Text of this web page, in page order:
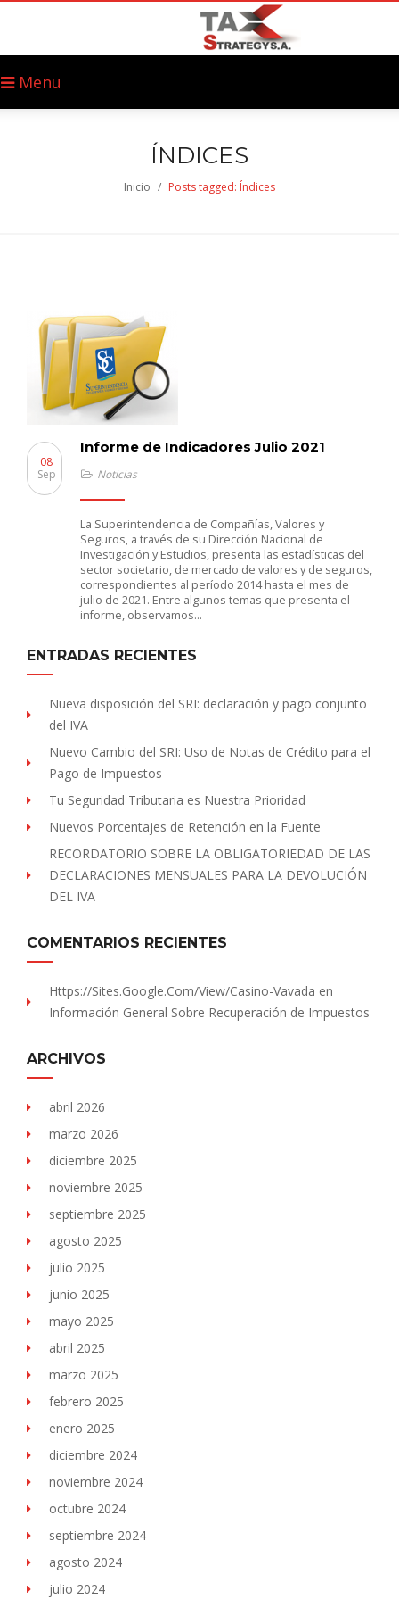
Menu
ÍNDICES
Inicio / Posts tagged: Índices
Informe de Indicadores Julio 2021
08
Sep
Noticias
La Superintendencia de Compañías, Valores y
Seguros, a través de su Dirección Nacional de
Investigación y Estudios, presenta las estadísticas del
sector societario, de mercado de valores y de seguros,
correspondientes al período 2014 hasta el mes de
julio de 2021. Entre algunos temas que presenta el
informe, observamos…
ENTRADAS RECIENTES
Nueva disposición del SRI: declaración y pago conjunto
del IVA
Nuevo Cambio del SRI: Uso de Notas de Crédito para el
Pago de Impuestos
Tu Seguridad Tributaria es Nuestra Prioridad
Nuevos Porcentajes de Retención en la Fuente
RECORDATORIO SOBRE LA OBLIGATORIEDAD DE LAS
DECLARACIONES MENSUALES PARA LA DEVOLUCIÓN
DEL IVA
COMENTARIOS RECIENTES
Https://sites.Google.com/view/Casino-Vavada en
Información General Sobre Recuperación de Impuestos
ARCHIVOS
abril 2026
marzo 2026
diciembre 2025
noviembre 2025
septiembre 2025
agosto 2025
julio 2025
junio 2025
mayo 2025
abril 2025
marzo 2025
febrero 2025
enero 2025
diciembre 2024
noviembre 2024
octubre 2024
septiembre 2024
agosto 2024
julio 2024